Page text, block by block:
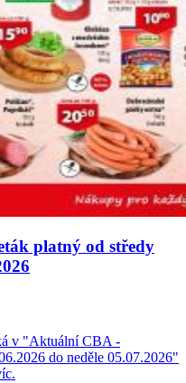
platný od středy
v "Aktuální CBA -
do neděle 05.07.2026"